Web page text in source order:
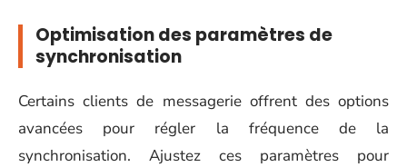
Optimisation des paramètres de
synchronisation
Certains clients de messagerie offrent des options
avancées pour régler la fréquence de la
synchronisation. Ajustez ces paramètres pour